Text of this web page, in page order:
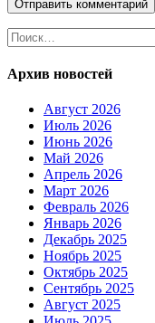
Найти:
Архив новостей
Август 2026
Июль 2026
Июнь 2026
Май 2026
Апрель 2026
Март 2026
Февраль 2026
Январь 2026
Декабрь 2025
Ноябрь 2025
Октябрь 2025
Сентябрь 2025
Август 2025